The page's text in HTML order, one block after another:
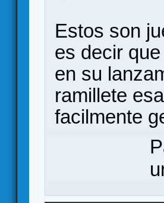
Estos son
es decir
en su
ramillete
facilmente